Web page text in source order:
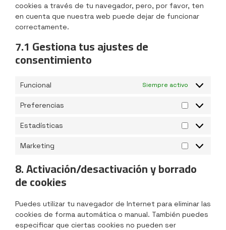
cookies a través de tu navegador, pero, por favor, ten
en cuenta que nuestra web puede dejar de funcionar
correctamente.
7.1 Gestiona tus ajustes de
consentimiento
Funcional Siempre activo
Preferencias
Estadísticas
Marketing
8. Activación/desactivación y borrado
de cookies
Puedes utilizar tu navegador de Internet para eliminar las
cookies de forma automática o manual. También puedes
especificar que ciertas cookies no pueden ser